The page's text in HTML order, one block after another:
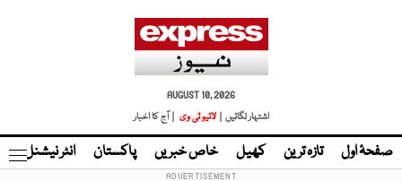
AUGUST 10, 2026
اشتہار لگائیں |
لائیو ٹی وی | آج کا اخبار
صفحۂ اول تازہ ترین کھیل خاص خبریں پاکستان انٹر نیشنل